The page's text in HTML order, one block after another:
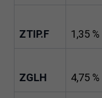
ZTIP.F 1,35%
ZGLH 4,75%